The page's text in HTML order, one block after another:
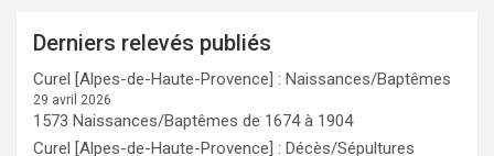
Derniers relevés publiés
Curel [Alpes-de-Haute-Provence] : Naissances/Baptêmes
29 avril 2026
1573 Naissances/Baptêmes de 1674 à 1904
Curel [Alpes-de-Haute-Provence] : Décès/Sépultures